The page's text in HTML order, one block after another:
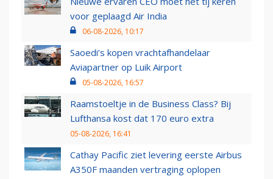
voor geplaagd Air India
06-08-2026, 10:17
Saoedi’s kopen vrachtafhandelaar
Aviapartner op Luik Airport
05-08-2026, 16:57
Raamstoeltje in de Business Class? Bij
Lufthansa kost dat 170 euro extra
05-08-2026, 16:41
Cathay Pacific ziet levering eerste Airbus
A350F maanden vertraging oplopen